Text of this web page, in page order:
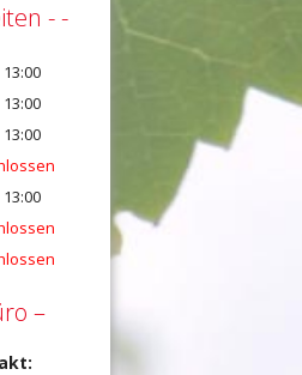
- -
13:00
13:00
13:00
13:00
–